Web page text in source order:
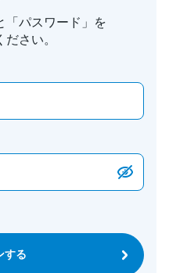
「パスワード」を
さい。
する